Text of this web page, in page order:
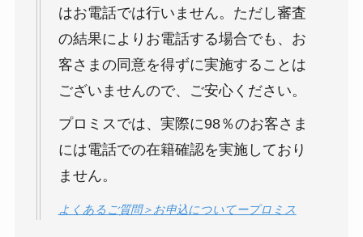
はお電話では行いません。ただし審査
の結果によりお電話する場合でも、お
客さまの同意を得ずに実施することは
ございませんので、ご安心ください。
プロミスでは、実際に98％のお客さま
には電話での在籍確認を実施しており
ません。
よくあるご質問＞お申込についてープロミス